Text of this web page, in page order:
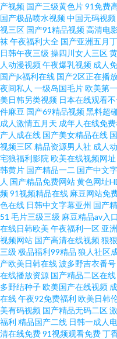
尤物 91黄一起草 青视频91福利
一区二区 美日欧韩在线 超碰AV
人妻熟妇久精品无码 熟骚BB色
产午夜精品久久 丁香五月天成
国产免费 91久久同事 亚洲色图
久久久久久久久久久狼人 在线
情五月天社区网 熟女在线免费
91秘密入囗 91豆花制片厂 婷婷
坛 性爱第四页 天天肏天天肏 久
片网站 91ren 69福利导航 三级
91精品操笔 91的美女视频真人
社 欧美图片视频在线观看 六月
产视频 国产三级黄色片91免费
国产极品喷水视频中国无码视频
视三区 国产91精品视频高清电
袜 午夜福利大全 国产亚洲五月
日韩午夜三级 操四川女人三区
人动漫视频午夜爆乳视频 成人
国产jk福利在线 国产2区正在播
夜间私人 一级岛国毛片欧美第
美日韩另类视频 日本在线观看
件麻豆 国产69精品视频黑料超
成人激情五月天 成年人在线免
产人成在线 国产美女精品在线
视频三区精品资源男人社 成人
宅狼福利影院 欧美在线视频网址
韩黄片 国产精品一二 国产中文
人 国产精品免费网站黄色网址
频91视频精品在线 麻豆网站免
色在线 日韩中文字幕亚州 国产
51 毛片三级三级 麻豆精品av入口
在线日韩欧美 午夜福利一区 亚
视频网站 国产高清在线视频狠
三级 极品福利99精品 狼人社区
产欧美日韩在线波多野吉衣番号
在线播放资源 国产精品二区在线
多野结种子欧美国产在线视频
在线午夜92免费福利 欧美日韩
美有码视频 国产精品无码二区
福利 精品国产二线 日韩一成人
清在线免费91视频观看免费丁